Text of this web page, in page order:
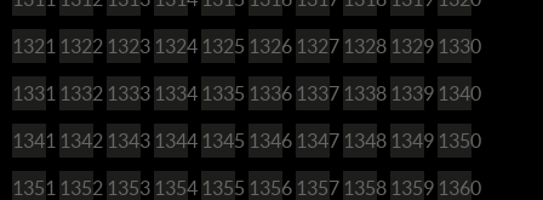
1321 1322 1323 1324 1325 1326 1327 1328 1329 1330
1331 1332 1333 1334 1335 1336 1337 1338 1339 1340
1341 1342 1343 1344 1345 1346 1347 1348 1349 1350
1351 1352 1353 1354 1355 1356 1357 1358 1359 1360